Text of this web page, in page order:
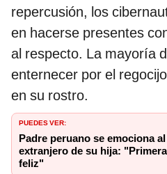
repercusión, los
en hacerse presentes
al respecto. La mayoría
enternecer por el
en su rostro.
PUEDES VER:
Padre peruano se emociona
extranjero de su hija:
feliz"